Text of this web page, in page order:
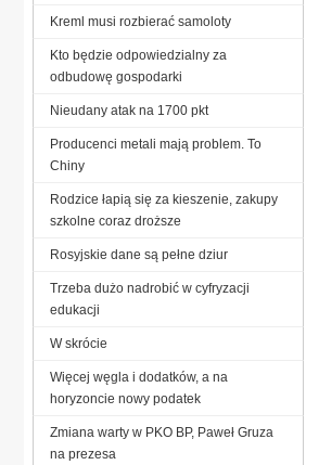
Kreml musi rozbierać samoloty
Kto będzie odpowiedzialny za
odbudowę gospodarki
Nieudany atak na 1700 pkt
Producenci metali mają problem. To
Chiny
Rodzice łapią się za kieszenie, zakupy
szkolne coraz droższe
Rosyjskie dane są pełne dziur
Trzeba dużo nadrobić w cyfryzacji
edukacji
W skrócie
Więcej węgla i dodatków, a na
horyzoncie nowy podatek
Zmiana warty w PKO BP, Paweł Gruza
na prezesa